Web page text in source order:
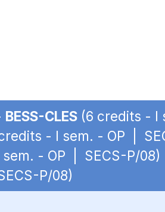
BESS-CLES (6 credits - I
- I sem. - OP |
sem. - OP | SECS-P/
P/08)